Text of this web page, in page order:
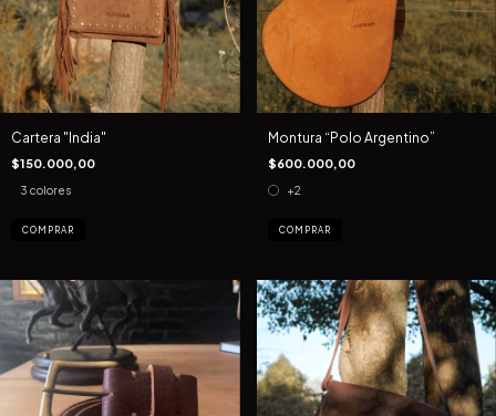
Cartera "India"
$150.000,00
3 colores
COMPRAR
Montura “Polo Argentino”
$600.000,00
+2
COMPRAR